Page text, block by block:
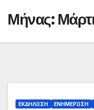
Μήνας:
ΕΚΔΗΛΩΣΗ ΕΝΗΜΕΡΩΣΗ